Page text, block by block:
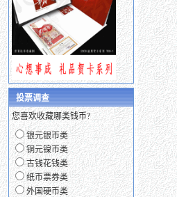
投票调查
您喜欢收藏哪类钱币?
银元银币类
铜元镍币类
古钱花钱类
纸币票券类
外国硬币类